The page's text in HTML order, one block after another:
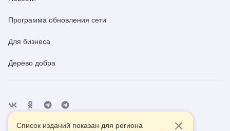
Программа обновления сети
Для бизнеса
Дерево добра
Список изданий показан для региона